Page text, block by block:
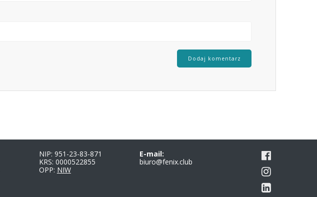
NIP: 951-23-83-871
KRS: 0000522855
OPP: NIW
E-mail:
biuro@fenix.club